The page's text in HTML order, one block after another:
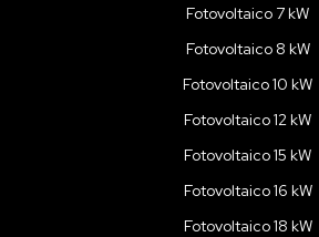
Fotovoltaico 7 kW
Fotovoltaico 8 kW
Fotovoltaico 10 kW
Fotovoltaico 12 kW
Fotovoltaico 15 kW
Fotovoltaico 16 kW
Fotovoltaico 18 kW